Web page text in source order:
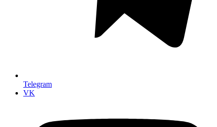
Telegram
VK